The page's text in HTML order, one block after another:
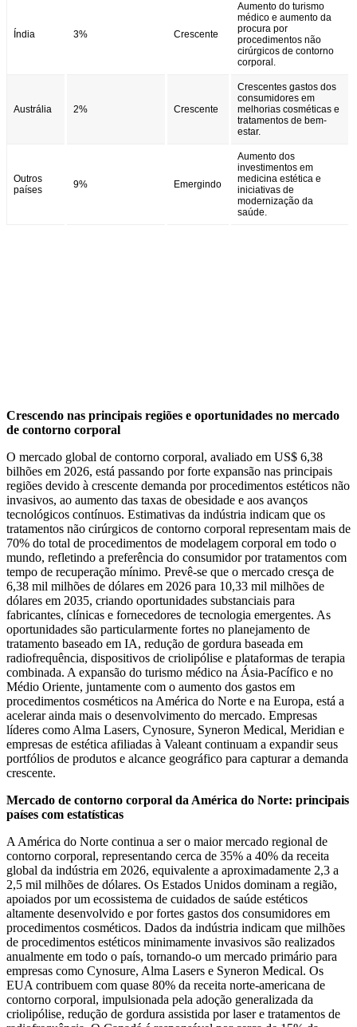
Índia 3% Crescente
Aumento do turismo
médico e aumento da
procura por
procedimentos não
cirúrgicos de contorno
corporal.
Austrália 2% Crescente
Crescentes gastos dos
consumidores em
melhorias cosméticas e
tratamentos de bem-
estar.
Outros
países
9% Emergindo
Aumento dos
investimentos em
medicina estética e
iniciativas de
modernização da
saúde.
Crescendo nas principais regiões e oportunidades no mercado
de contorno corporal
O mercado global de contorno corporal, avaliado em US$ 6,38
bilhões em 2026, está passando por forte expansão nas principais
regiões devido à crescente demanda por procedimentos estéticos não
invasivos, ao aumento das taxas de obesidade e aos avanços
tecnológicos contínuos. Estimativas da indústria indicam que os
tratamentos não cirúrgicos de contorno corporal representam mais de
70% do total de procedimentos de modelagem corporal em todo o
mundo, refletindo a preferência do consumidor por tratamentos com
tempo de recuperação mínimo. Prevê-se que o mercado cresça de
6,38 mil milhões de dólares em 2026 para 10,33 mil milhões de
dólares em 2035, criando oportunidades substanciais para
fabricantes, clínicas e fornecedores de tecnologia emergentes. As
oportunidades são particularmente fortes no planejamento de
tratamento baseado em IA, redução de gordura baseada em
radiofrequência, dispositivos de criolipólise e plataformas de terapia
combinada. A expansão do turismo médico na Ásia-Pacífico e no
Médio Oriente, juntamente com o aumento dos gastos em
procedimentos cosméticos na América do Norte e na Europa, está a
acelerar ainda mais o desenvolvimento do mercado. Empresas
líderes como Alma Lasers, Cynosure, Syneron Medical, Meridian e
empresas de estética afiliadas à Valeant continuam a expandir seus
portfólios de produtos e alcance geográfico para capturar a demanda
crescente.
Mercado de contorno corporal da América do Norte: principais
países com estatísticas
A América do Norte continua a ser o maior mercado regional de
contorno corporal, representando cerca de 35% a 40% da receita
global da indústria em 2026, equivalente a aproximadamente 2,3 a
2,5 mil milhões de dólares. Os Estados Unidos dominam a região,
apoiados por um ecossistema de cuidados de saúde estéticos
altamente desenvolvido e por fortes gastos dos consumidores em
procedimentos cosméticos. Dados da indústria indicam que milhões
de procedimentos estéticos minimamente invasivos são realizados
anualmente em todo o país, tornando-o um mercado primário para
empresas como Cynosure, Alma Lasers e Syneron Medical. Os
EUA contribuem com quase 80% da receita norte-americana de
contorno corporal, impulsionada pela adoção generalizada da
criolipólise, redução de gordura assistida por laser e tratamentos de